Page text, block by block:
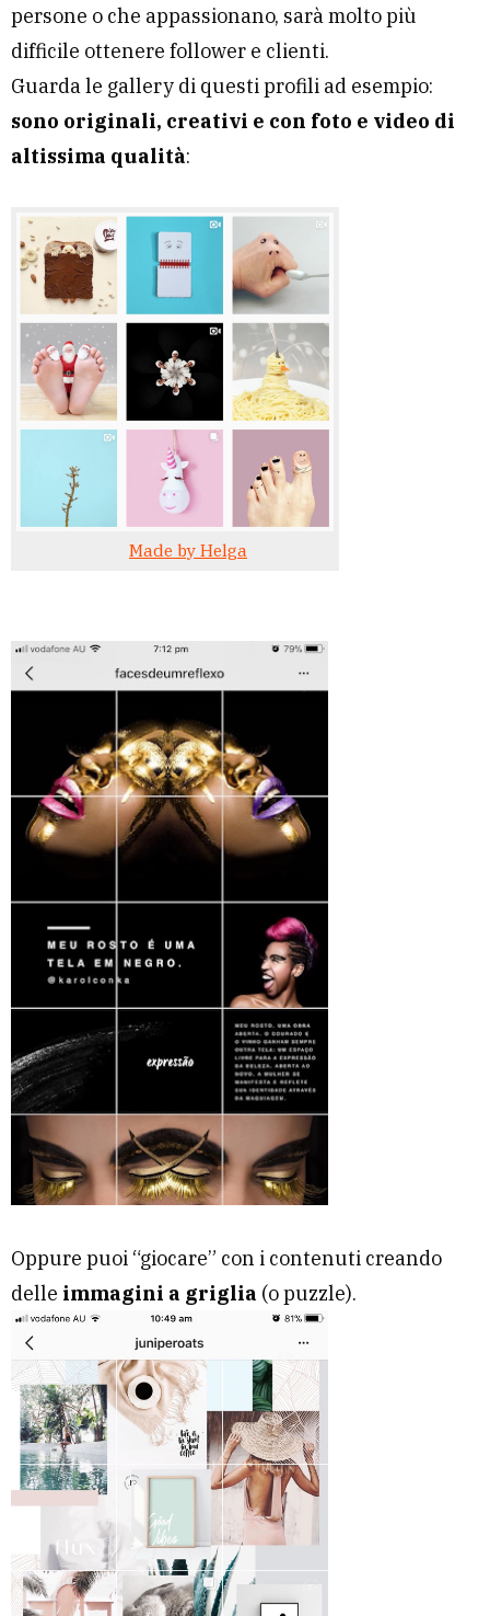
persone o che appassionano, sarà molto più
difficile ottenere follower e clienti.
Guarda le gallery di questi profili ad esempio:
sono originali, creativi e con foto e video di
altissima qualità:
Made by Helga
Oppure puoi “giocare” con i contenuti creando
delle immagini a griglia (o puzzle).